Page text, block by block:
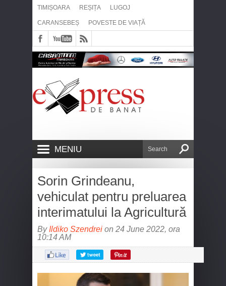
TIMIȘOARA REȘIȚA LUGOJ
CARANSEBEȘ POVESTE DE VIAȚĂ
MENIU
Sorin Grindeanu,
vehiculat pentru preluarea
interimatului la Agricultură
By Ildiko Szendrei on 24 June 2022, ora
10:14 AM